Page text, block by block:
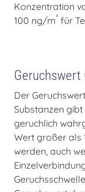
Konzentration
100 ng/m³ für
Geruchswert
Der
Substanzen
geruchlich
Wert großer als
werden, auch